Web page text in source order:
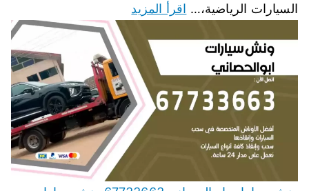
السيارات الرياضية،… اقرأ المزيد